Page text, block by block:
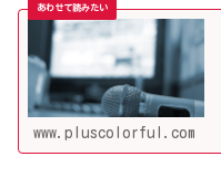
www.pluscolorful.com